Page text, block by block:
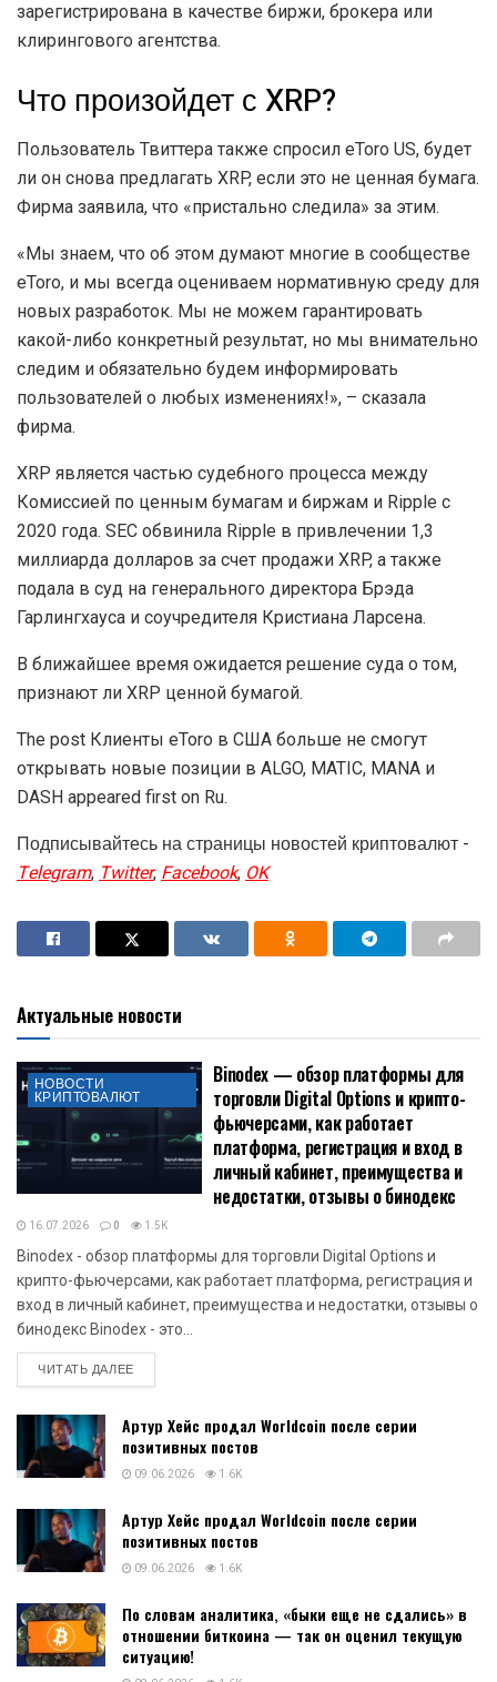
зарегистрирована в качестве биржи, брокера или
клирингового агентства.
Что произойдет с XRP?
Пользователь Твиттера также спросил eToro US, будет
ли он снова предлагать XRP, если это не ценная бумага.
Фирма заявила, что «пристально следила» за этим.
«Мы знаем, что об этом думают многие в сообществе
eToro, и мы всегда оцениваем нормативную среду для
новых разработок. Мы не можем гарантировать
какой-либо конкретный результат, но мы внимательно
следим и обязательно будем информировать
пользователей о любых изменениях!», – сказала
фирма.
XRP является частью судебного процесса между
Комиссией по ценным бумагам и биржам и Ripple с
2020 года. SEC обвинила Ripple в привлечении 1,3
миллиарда долларов за счет продажи XRP, а также
подала в суд на генерального директора Брэда
Гарлингхауса и соучредителя Кристиана Ларсена.
В ближайшее время ожидается решение суда о том,
признают ли XRP ценной бумагой.
The post Клиенты eToro в США больше не смогут
открывать новые позиции в ALGO, MATIC, MANA и
DASH appeared first on Ru.
Подписывайтесь на страницы новостей криптовалют -
Telegram,Twitter,Facebook,OK
Актуальные новости
НОВОСТИ
КРИПТОВАЛЮТ
Binodex — обзор платформы для
торговли Digital Options и крипто-
фьючерсами, как работает
платформа, регистрация и вход в
личный кабинет, преимущества и
недостатки, отзывы о бинодекс
16.07.2026 0 1.5K
Binodex - обзор платформы для торговли Digital Options и
крипто-фьючерсами, как работает платформа, регистрация и
вход в личный кабинет, преимущества и недостатки, отзывы о
бинодекс Binodex - это...
ЧИТАТЬ ДАЛЕЕDETAILS
Артур Хейс продал Worldcoin после серии
позитивных постов
09.06.2026 1.6K
Артур Хейс продал Worldcoin после серии
позитивных постов
09.06.2026 1.6K
По словам аналитика, «быки еще не сдались» в
отношении биткоина — так он оценил текущую
ситуацию!